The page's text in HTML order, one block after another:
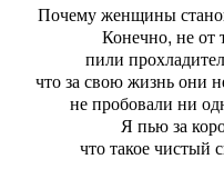
Почему женщины
Конечно, не от
пили
что за свою жизнь они
не пробовали ни
Я пью за
что такое чистый